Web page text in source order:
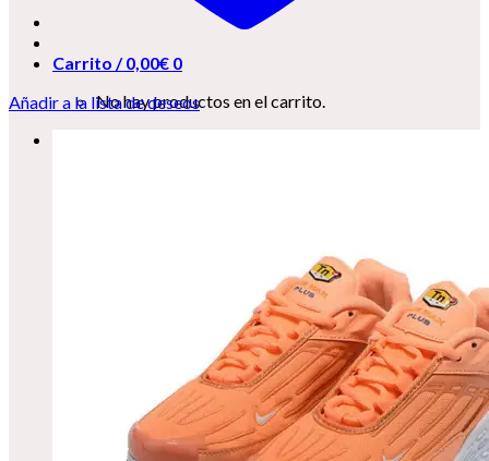
Carrito /0,00€ 0
No hay productos en el carrito.
Añadir a la lista de deseos